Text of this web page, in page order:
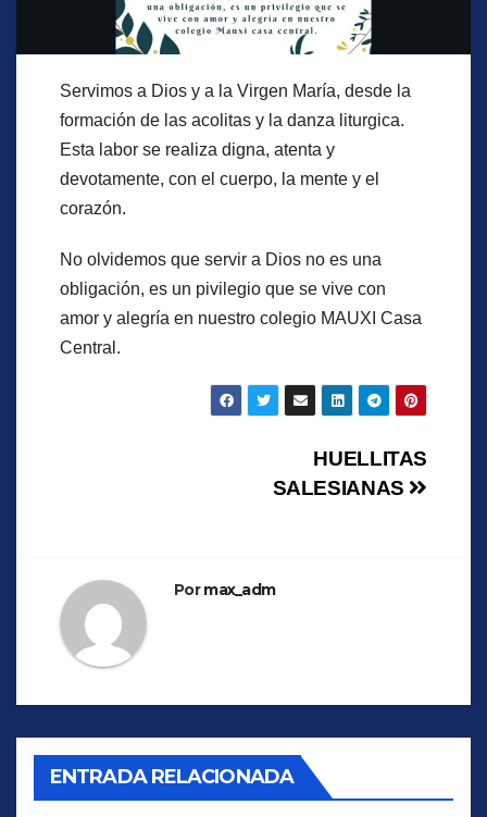
Servimos a Dios y a la Virgen María, desde la
formación de las acolitas y la danza liturgica.
Esta labor se realiza digna, atenta y
devotamente, con el cuerpo, la mente y el
corazón.
No olvidemos que servir a Dios no es una
obligación, es un pivilegio que se vive con
amor y alegría en nuestro colegio MAUXI Casa
Central.
HUELLITAS
SALESIANAS
Pormax_adm
ENTRADA RELACIONADA